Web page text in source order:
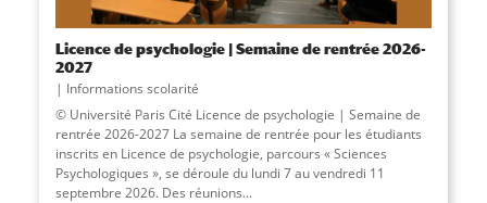
Licence de psychologie | Semaine de rentrée 2026-
2027
Informations scolarité
© Université Paris Cité Licence de psychologie | Semaine de
rentrée 2026-2027 La semaine de rentrée pour les étudiants
inscrits en Licence de psychologie, parcours « Sciences
Psychologiques », se déroule du lundi 7 au vendredi 11
septembre 2026. Des réunions...